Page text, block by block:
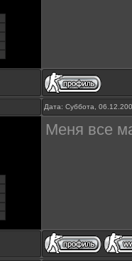
Дата: Суббота,
Меня все